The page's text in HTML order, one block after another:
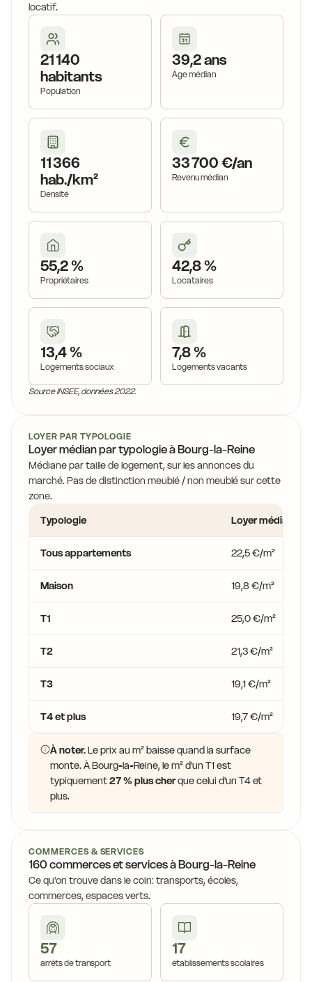
locatif.
21 140
habitants
Population
39,2 ans
Âge médian
11 366
hab./km²
Densité
33 700 €/an
Revenu médian
55,2 %
Propriétaires
42,8 %
Locataires
13,4 %
Logements sociaux
7,8 %
Logements vacants
Source INSEE, données 2022.
LOYER PAR TYPOLOGIE
Loyer médian par typologie à Bourg-la-Reine
Médiane par taille de logement, sur les annonces du
marché. Pas de distinction meublé / non meublé sur cette
zone.
Typologie
Loyer médian
Tous appartements 22,5 €/m²
Maison 19,8 €/m²
T1 25,0 €/m²
T2 21,3 €/m²
T3 19,1 €/m²
T4 et plus 19,7 €/m²
À noter.Le prix au m² baisse quand la surface
monte. À Bourg-la-Reine, le m² d'un T1 est
typiquement27 % plus cherque celui d'un T4 et
plus.
COMMERCES & SERVICES
160 commerces et services à Bourg-la-Reine
Ce qu'on trouve dans le coin: transports, écoles,
commerces, espaces verts.
57
arrêts de transport
17
établissements scolaires